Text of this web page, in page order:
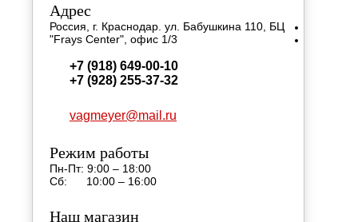
Адрес
Россия, г. Краснодар. ул. Бабушкина 110, БЦ
"Frays Center", офис 1/3
+7 (918) 649-00-10
+7 (928) 255-37-32
vagmeyer@mail.ru
Режим работы
Пн-Пт: 9:00 – 18:00
Сб: 10:00 – 16:00
Наш магазин